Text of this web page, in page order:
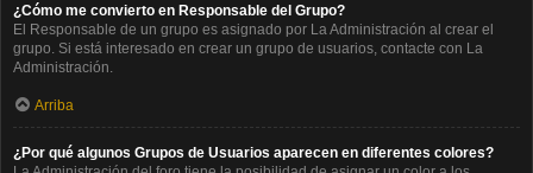
¿Cómo me convierto en Responsable del Grupo?
El Responsable de un grupo es asignado por La Administración al crear el
grupo. Si está interesado en crear un grupo de usuarios, contacte con La
Administración.
Arriba
¿Por qué algunos Grupos de Usuarios aparecen en diferentes colores?